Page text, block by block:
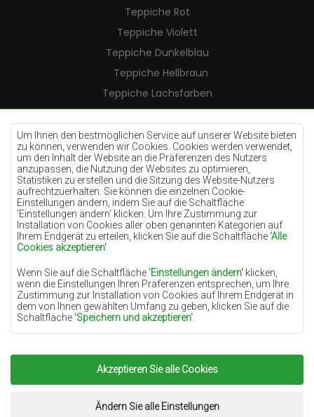
Um Ihnen den bestmöglichen Service auf unserer Website bieten
zu können, verwenden wir Cookies. Cookies werden verwendet,
um den Inhalt der Website an die Präferenzen des Nutzers
anzupassen, die Nutzung der Websites zu optimieren,
Statistiken zu erstellen und die Sitzung des Website-Nutzers
aufrechtzuerhalten. Sie können die einzelnen Cookie-
Einstellungen ändern, indem Sie auf die Schaltfläche
'Einstellungen ändern‘ klicken. Um Ihre Zustimmung zur
Installation von Cookies aller oben genannten Kategorien auf
Ihrem Endgerät zu erteilen, klicken Sie auf die Schaltfläche 'Alle
Cookies akzeptieren'
Wenn Sie auf die Schaltfläche 'Einstellungen ändern' klicken,
wenn die Einstellungen Ihren Präferenzen entsprechen, um Ihre
Zustimmung zur Installation von Cookies auf Ihrem Endgerät in
dem von Ihnen gewählten Umfang zu geben, klicken Sie auf die
Schaltfläche 'Speichern und akzeptieren'
Grundlage für die Verarbeitung das berechtigte Interesse des
Datenverwalters (TEPPICHECHEMEX) oder Dritter in Form der
Bereitstellung qualitativ hochwertiger Dienste auf unserer
Website und der Marketingaktivitäten des Datenverwalters und
seiner vertrauenswürdigen Partner.
Akzeptieren Sie alle Cookies
Ändern Sie alle Einstellungen
Teppiche Rot
Teppiche Violett
Teppiche Dunkelblau
Teppiche Hellbraun
Teppiche Lachsfarben
Teppiche Cremefarben
Teppiche Lilac
Teppiche Gelb
Teppiche Pfefferminz
Teppiche Blau
Teppiche Orange
Teppiche Rosa
Teppiche Terrakotte
Teppiche Grün
Teppiche Golden
Copyright 2022Teppiche Chemex.Alle Rechte
Umsetzung:www.dimax.pl